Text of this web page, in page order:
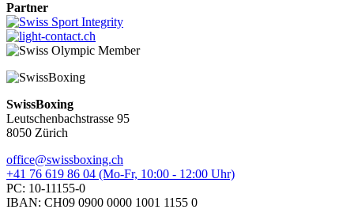
Partner
SwissBoxing
Leutschenbachstrasse 95
8050 Zürich
office@swissboxing.ch
+41 76 619 86 04 (Mo-Fr, 10:00 - 12:00 Uhr)
PC: 10-11155-0
IBAN: CH09 0900 0000 1001 1155 0